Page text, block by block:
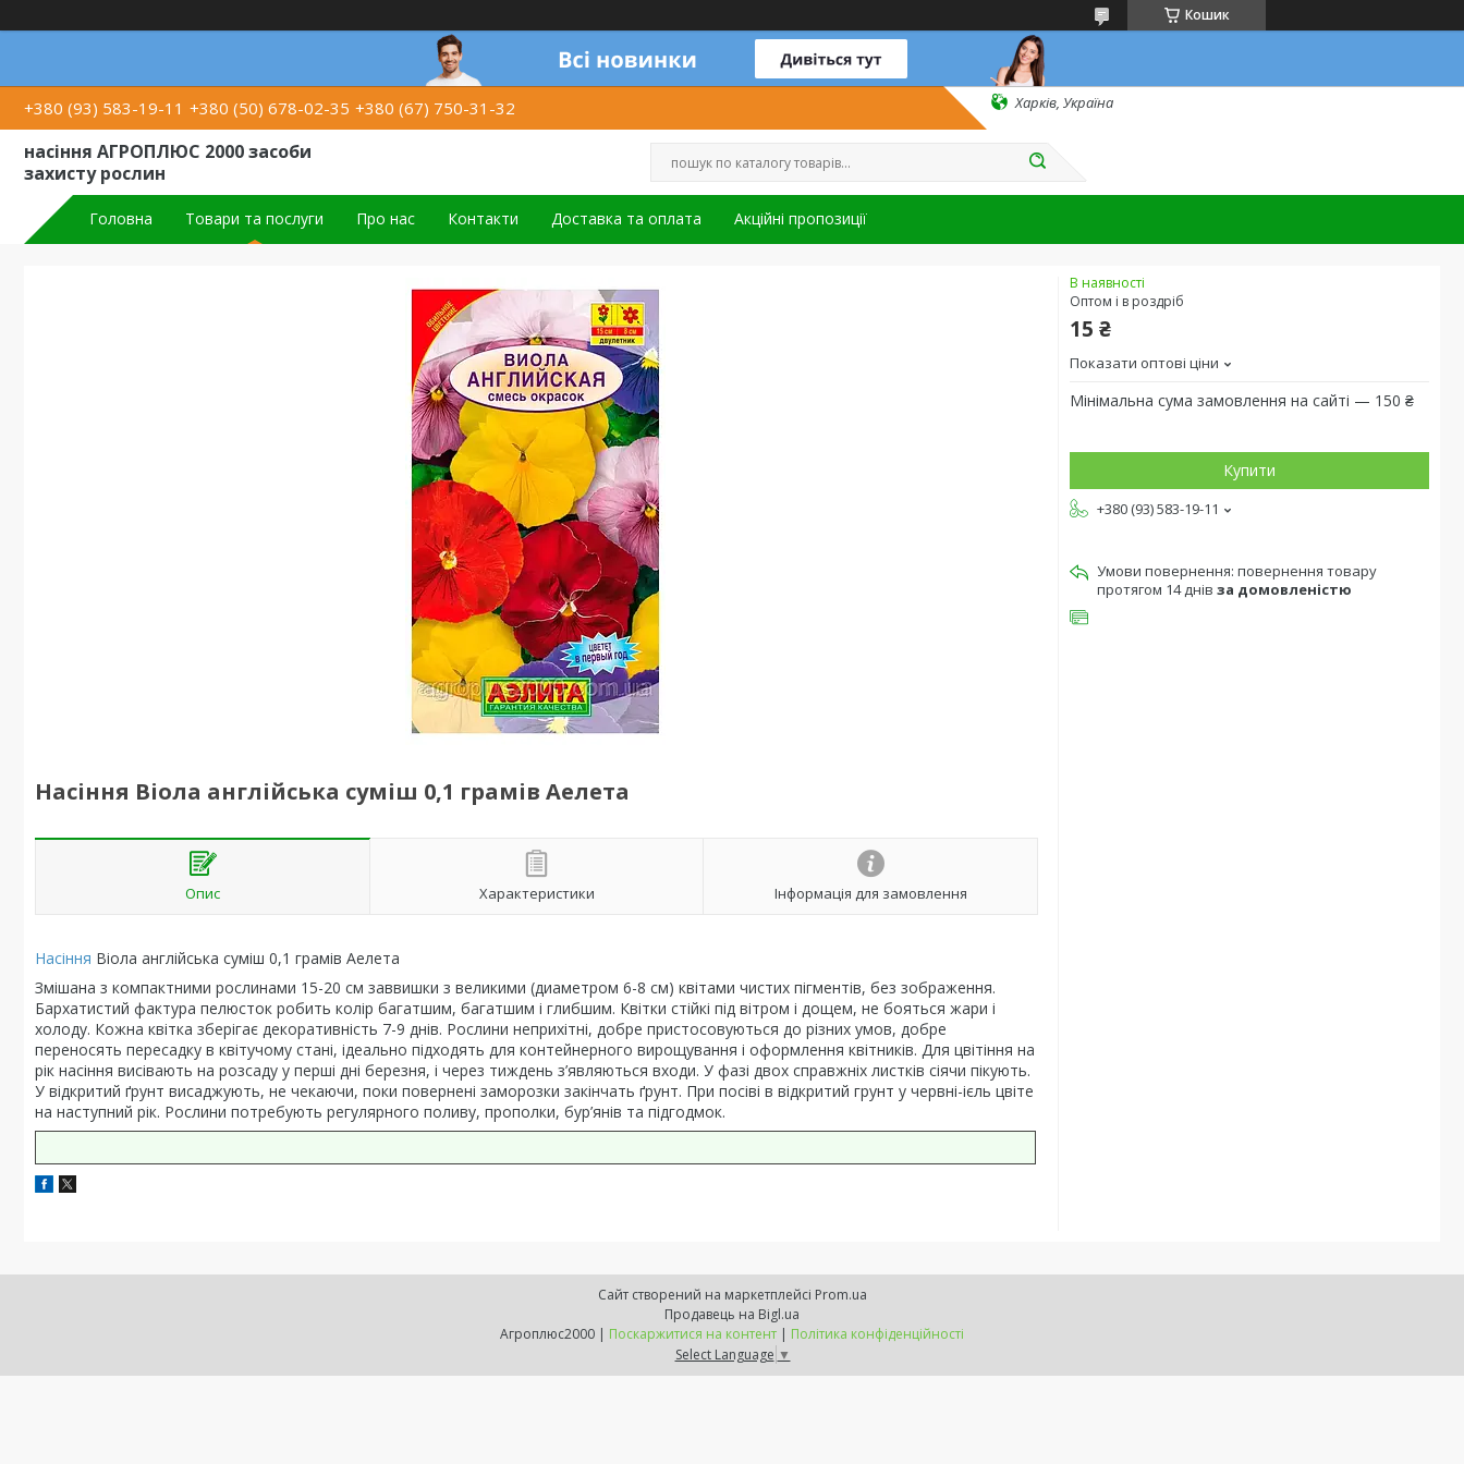
Кошик
+380 (93) 583-19-11 +380 (50) 678-02-35 +380 (67) 750-31-32 Харків, Україна
насіння АГРОПЛЮС 2000 засоби
захисту рослин
Головна Товари та послуги Про нас Контакти Доставка та оплата Акційні пропозиції
Насіння Віола англійська суміш 0,1 грамів Аелета
Опис Характеристики Інформація для замовлення
Насіння Віола англійська суміш 0,1 грамів Аелета
Змішана з компактними рослинами 15-20 см заввишки з великими (диаметром 6-8 см) квітами чистих пігментів, без зображення.
Бархатистий фактура пелюсток робить колір багатшим, багатшим і глибшим. Квітки стійкі під вітром і дощем, не бояться жари і
холоду. Кожна квітка зберігає декоративність 7-9 днів. Рослини неприхітні, добре пристосовуються до різних умов, добре
переносять пересадку в квітучому стані, ідеально підходять для контейнерного вирощування і оформлення квітників. Для цвітіння на
рік насіння висівають на розсаду у перші дні березня, і через тиждень з’являються входи. У фазі двох справжніх листків сіячи пікують.
У відкритий ґрунт висаджують, не чекаючи, поки повернені заморозки закінчать ґрунт. При посіві в відкритий грунт у червні-ієль цвіте
на наступний рік. Рослини потребують регулярного поливу, прополки, бур’янів та підгодмок.
В наявності
Оптом і в роздріб
15 ₴
Показати оптові ціни
Мінімальна сума замовлення на сайті — 150 ₴
Купити
+380 (93) 583-19-11
повернення товару
протягом 14 днів за домовленістю
Сайт створений на маркетплейсі Prom.ua
Продавець на Bigl.ua
Агроплюс2000 | Поскаржитися на контент | Політика конфіденційності
Select Language ▼